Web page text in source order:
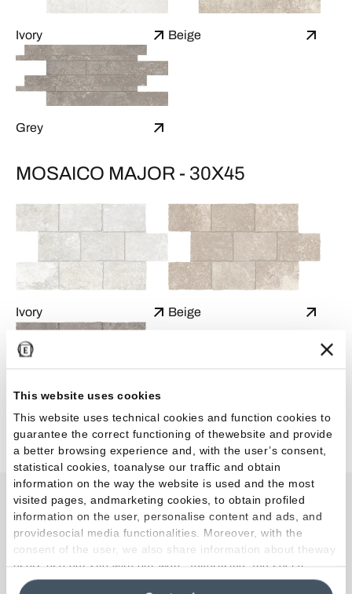
This website uses cookies
This website uses technical cookies and function cookies to
guarantee the correct functioning of thewebsite and provide
a better browsing experience and, with the user’s consent,
statistical cookies, toanalyse our traffic and obtain
information on the way the website is used and the most
visited pages, andmarketing cookies, to obtain profiled
information on the user, personalise content and ads, and
providesocial media functionalities. Moreover, with the
consent of the user, we also share information about theway
users use our site with our web, advertising and social
media analytics partners, who may combine itwith other
Ivory Beige
Grey
MOSAICO MAJOR - 30X45
Ivory Beige
Grey
Variations de teintes